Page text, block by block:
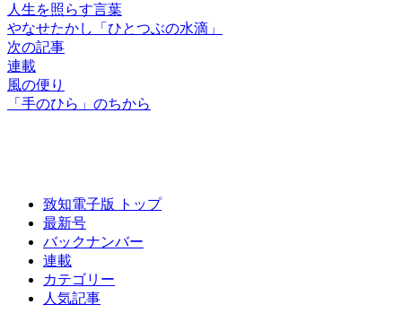
人生を照らす言葉
やなせたかし
「ひとつぶの水滴」
次の記事
連載
風の便り
「手のひら」のちから
致知電子版 トップ
最新号
バックナンバー
連載
カテゴリー
人気記事